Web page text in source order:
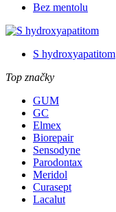
Bez mentolu
S hydroxyapatitom
Top značky
GUM
GC
Elmex
Biorepair
Sensodyne
Parodontax
Meridol
Curasept
Lacalut